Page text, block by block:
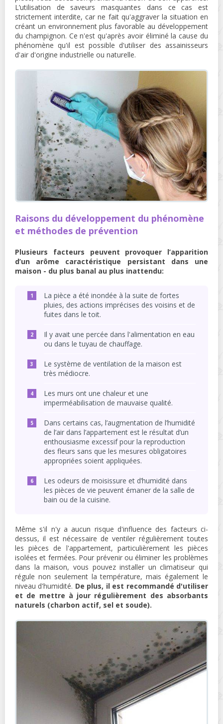
L’utilisation de saveurs masquantes dans ce cas est
strictement interdite, car ne fait qu'aggraver la situation en
créant un environnement plus favorable au développement
du champignon. Ce n'est qu'après avoir éliminé la cause du
phénomène qu'il est possible d'utiliser des assainisseurs
d'air d'origine industrielle ou naturelle.
Raisons du développement du phénomène
et méthodes de prévention
Plusieurs facteurs peuvent provoquer l’apparition
d’un arôme caractéristique persistant dans une
maison - du plus banal au plus inattendu:
La pièce a été inondée à la suite de fortes
pluies, des actions imprécises des voisins et de
fuites dans le toit.
Il y avait une percée dans l'alimentation en eau
ou dans le tuyau de chauffage.
Le système de ventilation de la maison est
très médiocre.
Les murs ont une chaleur et une
imperméabilisation de mauvaise qualité.
Dans certains cas, l’augmentation de l’humidité
de l’air dans l’appartement est le résultat d’un
enthousiasme excessif pour la reproduction
des fleurs sans que les mesures obligatoires
appropriées soient appliquées.
Les odeurs de moisissure et d’humidité dans
les pièces de vie peuvent émaner de la salle de
bain ou de la cuisine.
Même s'il n'y a aucun risque d'influence des facteurs ci-
dessus, il est nécessaire de ventiler régulièrement toutes
les pièces de l'appartement, particulièrement les pièces
isolées et fermées. Pour prévenir ou éliminer les problèmes
dans la maison, vous pouvez installer un climatiseur qui
régule non seulement la température, mais également le
niveau d'humidité. De plus, il est recommandé d'utiliser
et de mettre à jour régulièrement des absorbants
naturels (charbon actif, sel et soude).